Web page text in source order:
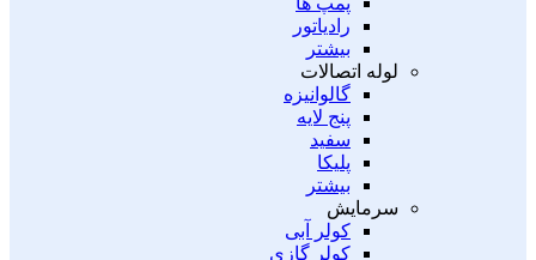
رادیاتور
بیشتر
لوله اتصالات
گالوانیزه
پنج لایه
سفید
پلیکا
بیشتر
سرمایش
کولر آبی
کولر گازی